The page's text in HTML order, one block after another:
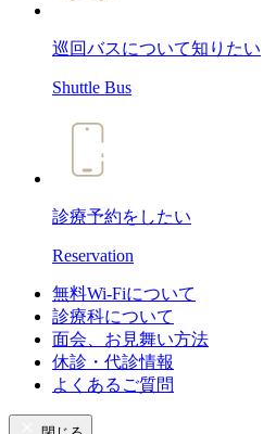
巡回バスについて知りたい
Shuttle Bus
診療予約をしたい
Reservation
無料Wi-Fiについて
診療科について
面会、お見舞い方法
休診・代診情報
よくあるご質問